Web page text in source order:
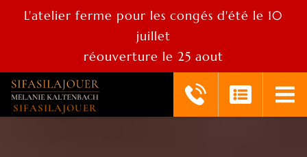
L'atelier ferme pour les congés d'été le 10
juillet
réouverture le 25 aout
SIFASILAJOUER